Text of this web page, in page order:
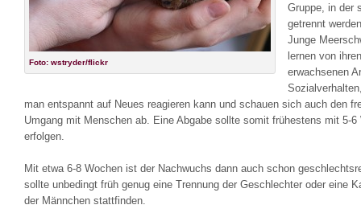
Foto: wstryder/flickr
Gruppe, in der
getrennt
Junge
lernen von ihren
erwachsenen
man entspannt auf Neues reagieren kann und schauen sich auch den
Umgang mit Menschen ab. Eine Abgabe sollte somit frühestens mit 5-6
erfolgen.
Mit etwa 6-8 Wochen ist der Nachwuchs dann auch schon
sollte unbedingt früh genug eine Trennung der Geschlechter oder eine
der Männchen stattfinden.